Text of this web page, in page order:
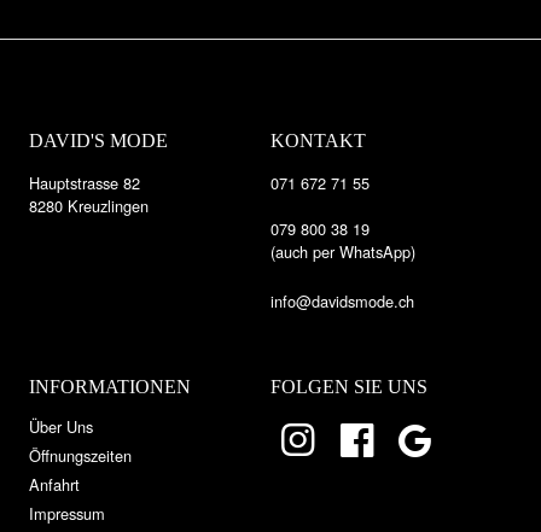
DAVID'S MODE
Hauptstrasse 82
8280 Kreuzlingen
KONTAKT
071 672 71 55
079 800 38 19
(auch per WhatsApp)
info@davidsmode.ch
INFORMATIONEN
Über Uns
Öffnungszeiten
Anfahrt
Impressum
FOLGEN SIE UNS